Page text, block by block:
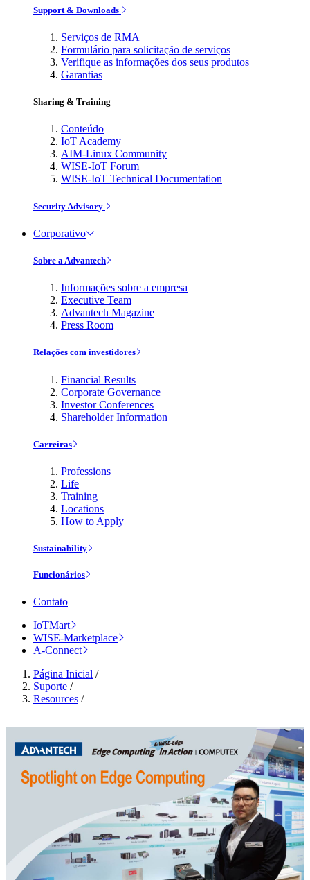
Support & Downloads
Serviços de RMA
Formulário para solicitação de serviços
Verifique as informações dos seus produtos
Garantias
Sharing & Training
Conteúdo
IoT Academy
AIM-Linux Community
WISE-IoT Forum
WISE-IoT Technical Documentation
Security Advisory
Corporativo
Sobre a Advantech
Informações sobre a empresa
Executive Team
Advantech Magazine
Press Room
Relações com investidores
Financial Results
Corporate Governance
Investor Conferences
Shareholder Information
Carreiras
Professions
Life
Training
Locations
How to Apply
Sustainability
Funcionários
Contato
IoTMart
WISE-Marketplace
A-Connect
Página Inicial /
Suporte /
Resources /